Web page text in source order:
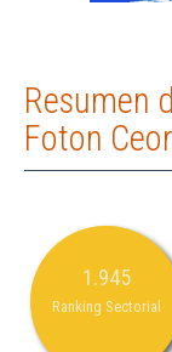
Resumen
Foton
1.945
Ranking Sectorial